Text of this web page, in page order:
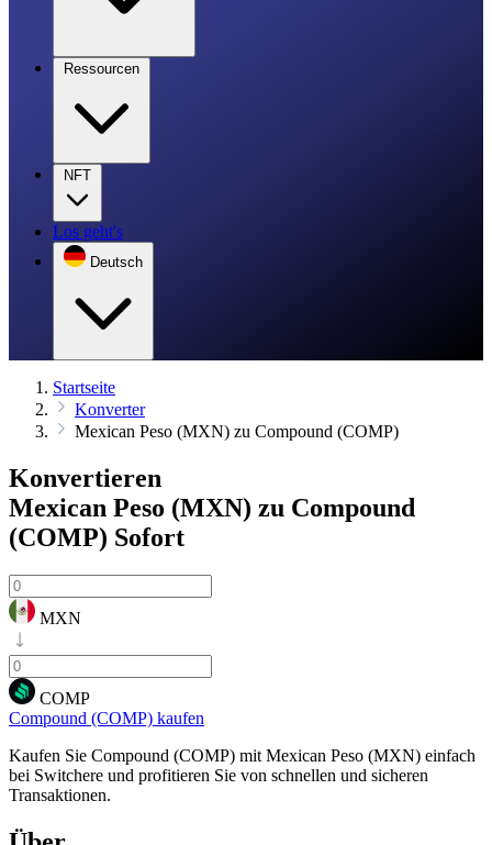
Ressourcen
NFT
Los geht's
Deutsch
Startseite
Konverter
Mexican Peso (MXN) zu Compound (COMP)
Konvertieren
Mexican Peso (MXN) zu Compound
(COMP) Sofort
MXN
COMP
Compound (COMP) kaufen
Kaufen Sie Compound (COMP) mit Mexican Peso (MXN) einfach
bei Switchere und profitieren Sie von schnellen und sicheren
Transaktionen.